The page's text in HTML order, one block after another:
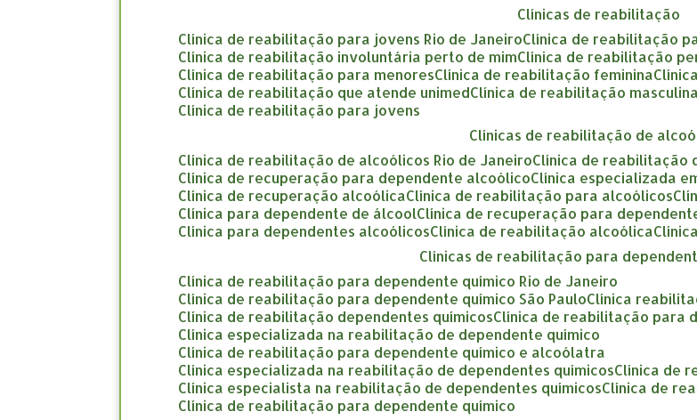
clínicas de reabilitação
clínica de reabilitação para jovens Rio de Janeiro clínica de reabilitação
clínica de reabilitação involuntária perto de mim clínica de reabilitação
clínica de reabilitação para menores clínica de reabilitação feminina
clínica de reabilitação que atende unimed clínica de reabilitação masculina
clínica de reabilitação para jovens
clínicas de reabilitação de
clínica de reabilitação de alcoólicos Rio de Janeiro clínica de reabilitação
clínica de recuperação para dependente alcoólico clínica especializada
clínica de recuperação alcoólica clínica de reabilitação para alcoólicos
clínica para dependente de álcool clínica de recuperação para
clínica para dependentes alcoólicos clínica de reabilitação alcoólica
clínicas de reabilitação para
clínica de reabilitação para dependente químico Rio de Janeiro
clínica de reabilitação para dependente químico São Paulo clínica
clínica de reabilitação dependentes químicos clínica de reabilitação para
clínica especializada na reabilitação de dependente químico
clínica de reabilitação para dependente químico e alcoólatra
clínica especializada na reabilitação de dependentes químicos clínica de
clínica especialista na reabilitação de dependentes químicos clínica de
clínica de reabilitação para dependente químico